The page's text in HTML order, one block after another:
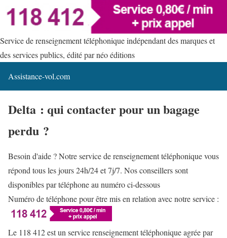
Service de renseignement téléphonique indépendant des marques et
des services publics, édité par néo éditions
Assistance-vol.com
Delta : qui contacter pour un bagage
perdu ?
Besoin d'aide ? Notre service de renseignement téléphonique vous
répond tous les jours 24h/24 et 7j/7. Nos conseillers sont
disponibles par téléphone au numéro ci-dessous
Numéro de téléphone pour être mis en relation avec notre service :
Le 118 412 est un service renseignement téléphonique agrée par